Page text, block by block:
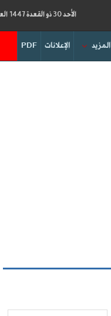
الأحد 30 ذو القعدة 1447 العدد 19264
PDF الإعلانات المزيد